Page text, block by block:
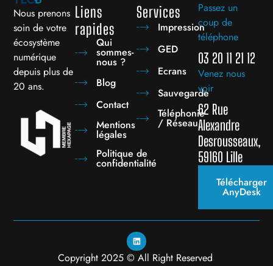
Nous prenons
soin de votre
écosystème
numérique
depuis plus de
20 ans.
Liens
rapides
Qui
sommes-
nous ?
Blog
Contact
Mentions
légales
Politique de
confidentialité
Services
Impression
GED
Ecrans
Sauvegarde
Téléphonie
/ Réseau
Passez un
coup de
téléphone
03 20 11 21 12
Venez nous
voir
62 Rue
Alexandre
Desrousseaux,
59160 Lille
Télécharger
AnyDesk
Copyright 2025 © All Right Reserved